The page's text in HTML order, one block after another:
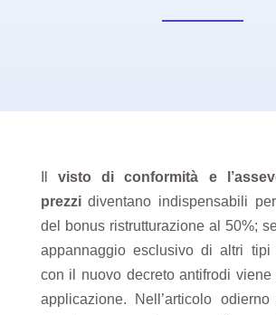
Ilvisto di conformità e
prezzidiventano indispensabili per
del bonus ristrutturazione al 50%;
appannaggio esclusivo di altri tipi
con il nuovo decreto antifrodi
applicazione. Nell’articolo odierno